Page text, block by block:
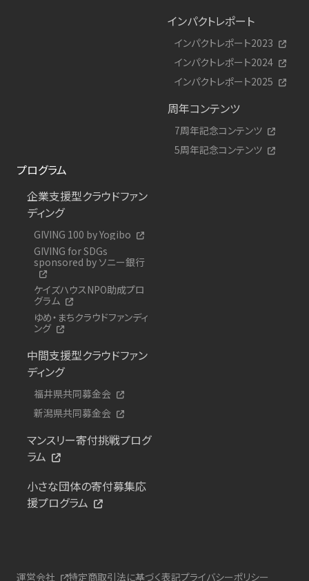
インパクトレポート
インパクトレポート2023
インパクトレポート2024
インパクトレポート2025
周年コンテンツ
7周年記念コンテンツ
5周年記念コンテンツ
プログラム
企業支援型クラウドファン
ディング
GIVING 100 by Yogibo
GIVING for SDGs
sponsored by ソニー銀行
ケイズハウスNPO助成プロ
グラム
ゆめ・まちクラウドファンディ
ング
中間支援型クラウドファン
ディング
福井県共同募金会
新潟県共同募金会
マンスリー寄付挑戦プログ
ラム
小さな団体の寄付募集応
援プログラム
運営会社 特定商取引法に基づく表記プライバシーポリシー